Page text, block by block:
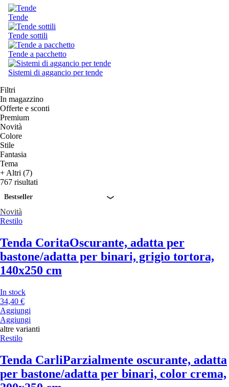
Tende
Tende sottili
Tende a pacchetto
Sistemi di aggancio per tende
Filtri
In magazzino
Offerte e sconti
Premium
Novità
Colore
Stile
Fantasia
Tema
+ Altri (7)
767 risultati
Bestseller
Novità
Restilo
Tenda CoritaOscurante, adatta per
bastone/adatta per binari, grigio tortora,
140x250 cm
In stock
34,40 €
Aggiungi
Aggiungi
altre varianti
Restilo
Tenda CarliParzialmente oscurante, adatta
per bastone/adatta per binari, color crema,